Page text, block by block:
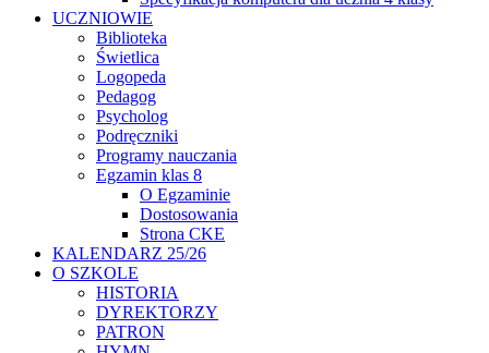
UCZNIOWIE
Biblioteka
Świetlica
Logopeda
Pedagog
Psycholog
Podręczniki
Programy nauczania
Egzamin klas 8
O Egzaminie
Dostosowania
Strona CKE
KALENDARZ 25/26
O SZKOLE
HISTORIA
DYREKTORZY
PATRON